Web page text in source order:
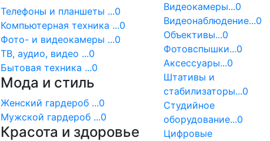
Телефоны и планшеты ...0
Компьютерная техника ...0
Фото- и видеокамеры ...0
ТВ, аудио, видео ...0
Бытовая техника ...0
Мода и стиль
Женский гардероб ...0
Мужской гардероб ...0
Красота и здоровье
Видеокамеры...0
Видеонаблюдение...0
Объективы...0
Фотовспышки...0
Аксессуары...0
Штативы и
стабилизаторы...0
Студийное
оборудование...0
Цифровые